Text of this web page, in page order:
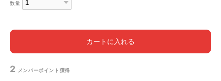
数量
カートに入れる
2 メンバーポイント 獲得